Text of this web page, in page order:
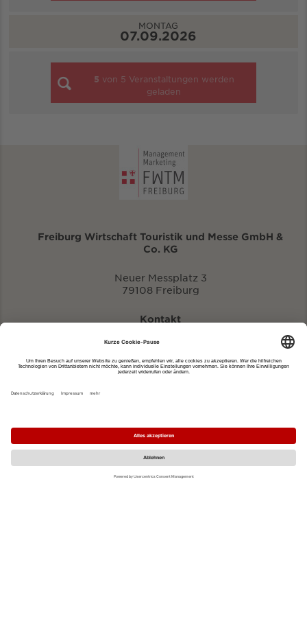
MONTAG
07.09.2026
5 von 5 Veranstaltungen werden
geladen
Freiburg Wirtschaft Touristik und Messe GmbH &
Co. KG
Neuer Messplatz 3
79108 Freiburg
Kontakt
eventportal@fwtm.de
Impressum